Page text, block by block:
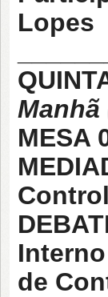
Lopes
Manhã
MESA
de